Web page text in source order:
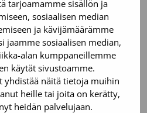
tarjoamamme sisällön ja
sosiaalisen median
ja kävijämäärämme
jaamme sosiaalisen median,
alan kumppaneillemme
käytät sivustoamme.
yhdistää näitä tietoja muihin
heille tai joita on kerätty,
heidän palvelujaan.
tahansa. Jos kuitenkin
olla luovuttamatta
kun potilasta on jo alettu
(noin 10 päivää ennen
tämä voi olla potilaalle
palkkiota, mutta siihen
korvataan.